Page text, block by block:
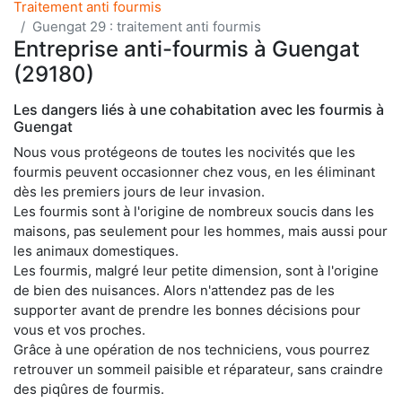
Traitement anti fourmis
Guengat 29 : traitement anti fourmis
Entreprise anti-fourmis à Guengat
(29180)
Les dangers liés à une cohabitation avec les fourmis à
Guengat
Nous vous protégeons de toutes les nocivités que les
fourmis peuvent occasionner chez vous, en les éliminant
dès les premiers jours de leur invasion.
Les fourmis sont à l'origine de nombreux soucis dans les
maisons, pas seulement pour les hommes, mais aussi pour
les animaux domestiques.
Les fourmis, malgré leur petite dimension, sont à l'origine
de bien des nuisances. Alors n'attendez pas de les
supporter avant de prendre les bonnes décisions pour
vous et vos proches.
Grâce à une opération de nos techniciens, vous pourrez
retrouver un sommeil paisible et réparateur, sans craindre
des piqûres de fourmis.